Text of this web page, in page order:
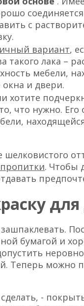
с
вариант,
такого лака –
мебели,
окна и двери.
хотите
что нужно. Его
. Чтобы
для
бумагой и
Теперь можно
-